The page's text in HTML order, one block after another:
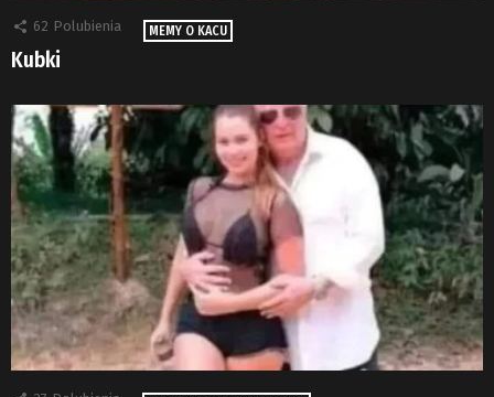
62 Polubienia MEMY O KACU
Kubki